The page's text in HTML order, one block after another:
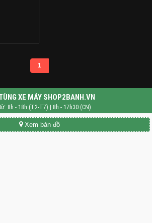
1
XE MÁY SHOP2BANH.VN
8h - 18h (T2-T7) | 8h - 17h30 (CN)
Xem bản đồ